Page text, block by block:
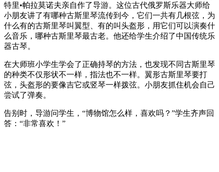
特里•帕拉莫诺夫亲自作了导游。这位古代俄罗斯乐器大师给
小朋友讲了有哪种古斯里琴流传到今，它们一共有几根弦，为
什么有的古斯里琴叫翼型、有的叫头盔形，用它们可以演奏什
么音乐，哪种古斯里琴最古老。他还给学生介绍了中国传统乐
器古琴。
在大师班小学生学会了正确持琴的方法，也发现不同古斯里琴
的种类不仅形状不一样，指法也不一样。翼形古斯里琴要打
弦，头盔形的要像吉它或竖琴一样拨弦。小朋友抓住机会自己
尝试了弹奏。
告别时，导游问学生，“博物馆怎么样，喜欢吗？”学生齐声回
答：“非常喜欢！”